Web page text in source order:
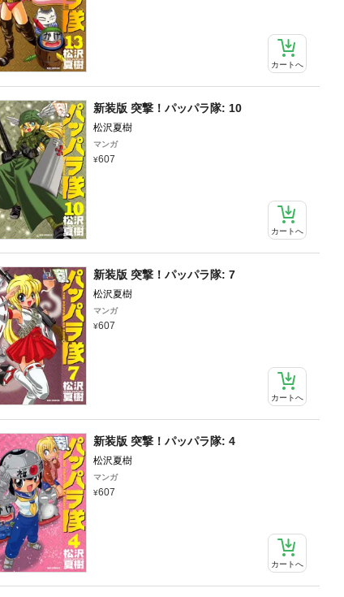
カートへ
新装版 突撃！パッパラ隊: 10
松沢夏樹
マンガ
607
カートへ
新装版 突撃！パッパラ隊: 7
松沢夏樹
マンガ
607
カートへ
新装版 突撃！パッパラ隊: 4
松沢夏樹
マンガ
607
カートへ